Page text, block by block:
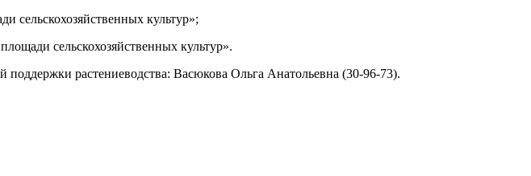
сельскохозяйственных культур»;
сельскохозяйственных культур».
растениеводства: Васюкова Ольга Анатольевна (30-96-73).